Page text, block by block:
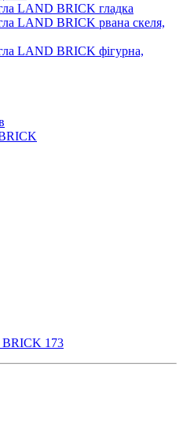
LAND BRICK гладка
LAND BRICK рвана скеля,
LAND BRICK фігурна,
173